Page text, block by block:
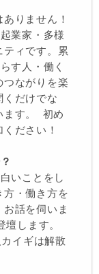
りません！
業家・多様
ティです。累
す人・働く
つながりを楽
くだけでな
ます。 初め
ください！
いことをし
方・働き方を
話を伺いま
します。
イギは解散